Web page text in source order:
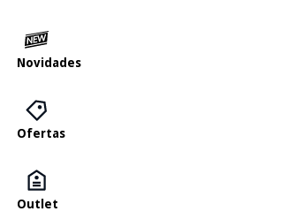
Novidades
Ofertas
Outlet